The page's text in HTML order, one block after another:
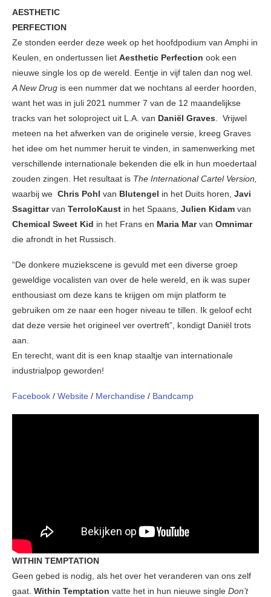
AESTHETIC
PERFECTION
Ze stonden eerder deze week op het hoofdpodium van Amphi in
Keulen, en ondertussen liet Aesthetic Perfection ook een
nieuwe single los op de wereld. Eentje in vijf talen dan nog wel.
A New Drug is een nummer dat we nochtans al eerder hoorden,
want het was in juli 2021 nummer 7 van de 12 maandelijkse
tracks van het soloproject uit L.A. van Daniël Graves. Vrijwel
meteen na het afwerken van de originele versie, kreeg Graves
het idee om het nummer heruit te vinden, in samenwerking met
verschillende internationale bekenden die elk in hun moedertaal
zouden zingen. Het resultaat is The International Cartel Version,
waarbij we Chris Pohl van Blutengel in het Duits horen, Javi
Ssagittarvan TerroloKaust in het Spaans, Julien Kidam van
Chemical Sweet Kid in het Frans en Maria Marvan Omnimar
die afrondt in het Russisch.
“De donkere muziekscene is gevuld met een diverse groep
geweldige vocalisten van over de hele wereld, en ik was super
enthousiast om deze kans te krijgen om mijn platform te
gebruiken om ze naar een hoger niveau te tillen. Ik geloof echt
dat deze versie het origineel ver overtreft”, kondigt Daniël trots
aan.
En terecht, want dit is een knap staaltje van internationale
industrialpop geworden!
Facebook / Website / Merchandise / Bandcamp
WITHIN TEMPTATION
Geen gebed is nodig, als het over het veranderen van ons zelf
gaat. Within Temptation vatte het in hun nieuwe single Don’t